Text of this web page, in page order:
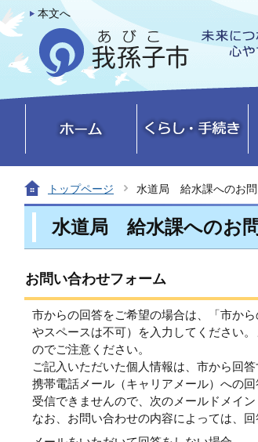
本文へ
トップページ 水道局 給水課へのお問
水道局 給水課へのお
お問い合わせフォーム
市からの回答をご希望の場合は、「市か
やスペースは不可）を入力してください
のでご注意ください。
ご記入いただいた個人情報は、市から回答
携帯電話メール（キャリアメール）への
受信できませんので、次のメールドメイ
なお、お問い合わせの内容によっては、